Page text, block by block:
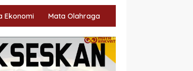
Ekonomi Mata Olahraga